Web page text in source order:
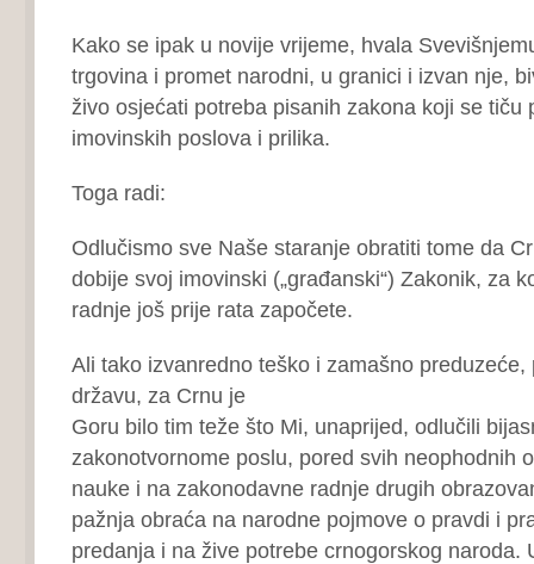
Kako se ipak u novije vrijeme, hvala
trgovina i promet narodni, u granici i izvan nje,
živo osjećati potreba pisanih zakona koji se tiču
imovinskih poslova i prilika.
Toga radi:
Odlučismo sve Naše staranje obratiti tome da
dobije svoj imovinski („građanski“) Zakonik, za
radnje još prije rata započete.
Ali tako izvanredno teško i zamašno preduzeće,
državu, za Crnu je
Goru bilo tim teže što Mi, unaprijed, odlučili
zakonotvornome poslu, pored svih neophodnih
nauke i na zakonodavne radnje drugih
pažnja obraća na narodne pojmove o pravdi i
predanja i na žive potrebe crnogorskog naroda.